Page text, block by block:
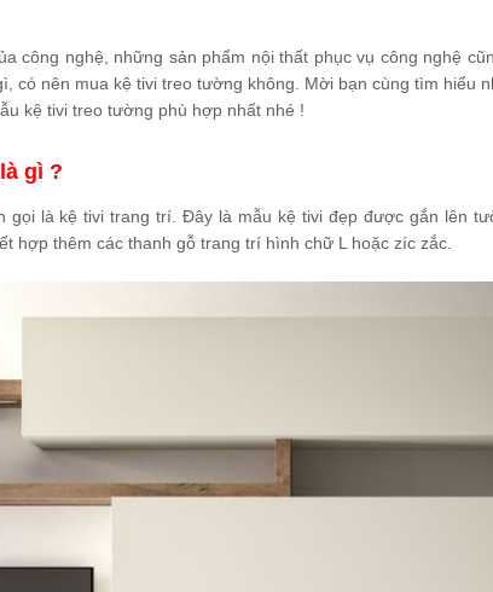
công nghệ, những sản phẩm nội thất phục vụ công nghệ
có nên mua kệ tivi treo tường không. Mời bạn cùng tìm hiểu
kệ tivi treo tường phù hợp nhất nhé !
gì ?
gọi là kệ tivi trang trí. Đây là mẫu kệ tivi đẹp được gắn lên
hợp thêm các thanh gỗ trang trí hình chữ L hoặc zíc zắc.